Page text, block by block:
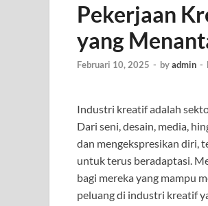
Pekerjaan
yang
Februari 10, 2025 - byadmin -
Industri kreatif adalah
Dari seni, desain, media,
dan mengekspresikan diri,
untuk terus beradaptasi.
bagi mereka yang mampu
peluang di industri kreatif